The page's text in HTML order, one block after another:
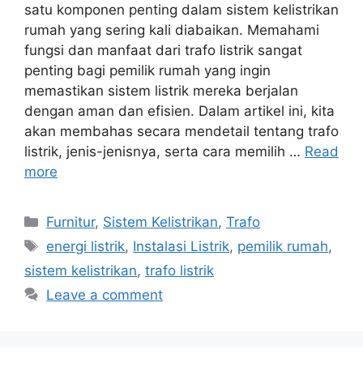
satu komponen penting dalam sistem kelistrikan
rumah yang sering kali diabaikan. Memahami
fungsi dan manfaat dari trafo listrik sangat
penting bagi pemilik rumah yang ingin
memastikan sistem listrik mereka berjalan
dengan aman dan efisien. Dalam artikel ini, kita
akan membahas secara mendetail tentang trafo
listrik, jenis-jenisnya, serta cara memilih … Read
more
Categories
Furnitur, Sistem Kelistrikan,Trafo
Tags
energi listrik, Instalasi Listrik, pemilik rumah,
sistem kelistrikan, trafo listrik
Leave a comment